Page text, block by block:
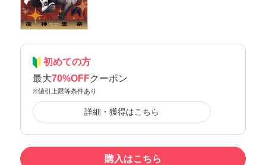
初めての方
最大70%OFFクーポン
※値引上限等条件あり
詳細・獲得はこちら
購入はこちら